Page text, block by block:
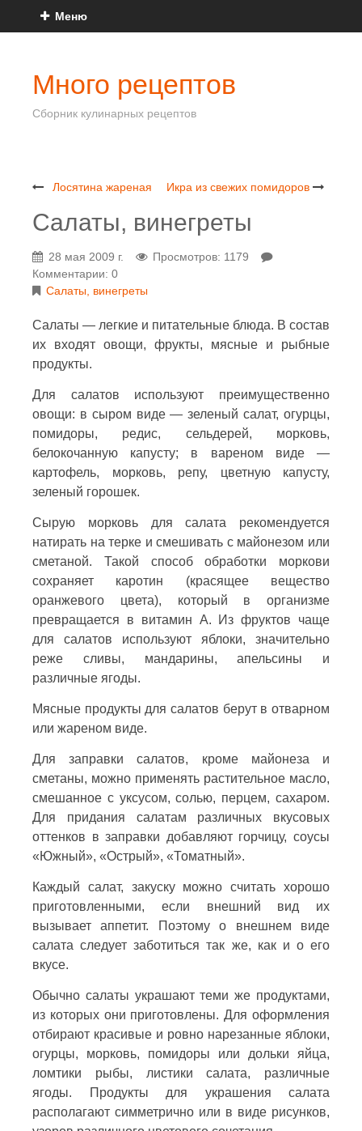
Меню
Много рецептов
Сборник кулинарных рецептов
Лосятина жареная Икра из свежих помидоров
Салаты, винегреты
28 мая 2009 г.
Просмотров: 1179
Комментарии: 0
Салаты, винегреты
Салаты — легкие и питательные блюда. В состав
их входят овощи, фрукты, мясные и рыбные
продукты.
Для салатов используют преимущественно
овощи: в сыром виде — зеленый салат, огурцы,
помидоры, редис, сельдерей, морковь,
белокочанную капусту; в вареном виде —
картофель, морковь, репу, цветную капусту,
зеленый горошек.
Сырую морковь для салата рекомендуется
натирать на терке и смешивать с майонезом или
сметаной. Такой способ обработки моркови
сохраняет каротин (красящее вещество
оранжевого цвета), который в организме
превращается в витамин А. Из фруктов чаще
для салатов используют яблоки, значительно
реже сливы, мандарины, апельсины и
различные ягоды.
Мясные продукты для салатов берут в отварном
или жареном виде.
Для заправки салатов, кроме майонеза и
сметаны, можно применять растительное масло,
смешанное с уксусом, солью, перцем, сахаром.
Для придания салатам различных вкусовых
оттенков в заправки добавляют горчицу, соусы
«Южный», «Острый», «Томатный».
Каждый салат, закуску можно считать хорошо
приготовленными, если внешний вид их
вызывает аппетит. Поэтому о внешнем виде
салата следует заботиться так же, как и о его
вкусе.
Обычно салаты украшают теми же продуктами,
из которых они приготовлены. Для оформления
отбирают красивые и ровно нарезанные яблоки,
огурцы, морковь, помидоры или дольки яйца,
ломтики рыбы, листики салата, различные
ягоды. Продукты для украшения салата
располагают симметрично или в виде рисунков,